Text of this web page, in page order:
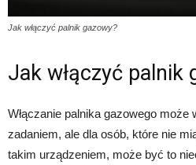
Jak włączyć palnik gazowy?
Jak włączyć palnik
Włączanie palnika gazowego
zadaniem, ale dla osób, które nie
takim urządzeniem, może być to